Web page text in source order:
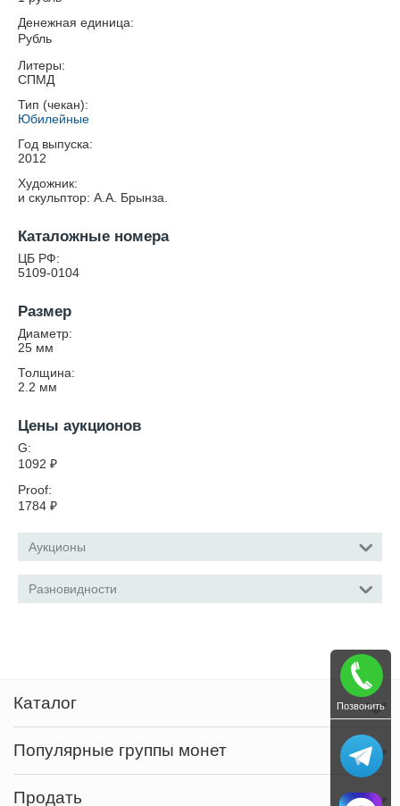
Денежная единица:
Рубль
Литеры:
СПМД
Тип (чекан):
Юбилейные
Год выпуска:
2012
Художник:
и скульптор: А.А. Брынза.
Каталожные номера
ЦБ РФ:
5109-0104
Размер
Диаметр:
25 мм
Толщина:
2.2 мм
Цены аукционов
G:
1092 ₽
Proof:
1784 ₽
Аукционы
Разновидности
Каталог
Популярные группы монет
Продать
Позвонить